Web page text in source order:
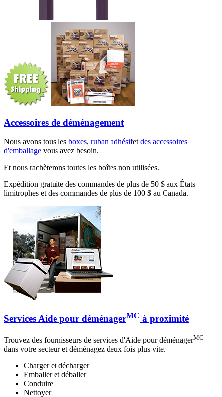
Accessoires de déménagement
Nous avons tous les boxes, ruban adhésifet des accessoires
d'emballage vous avez besoin.
Et nous rachèterons toutes les boîtes non utilisées.
Expédition gratuite des commandes de plus de 50 $ aux États
limitrophes et des commandes de plus de 100 $ au Canada.
Services Aide pour déménagerMC à proximité
Trouvez des fournisseurs de services d'Aide pour déménagerMC
dans votre secteur et déménagez deux fois plus vite.
Charger et décharger
Emballer et déballer
Conduire
Nettoyer